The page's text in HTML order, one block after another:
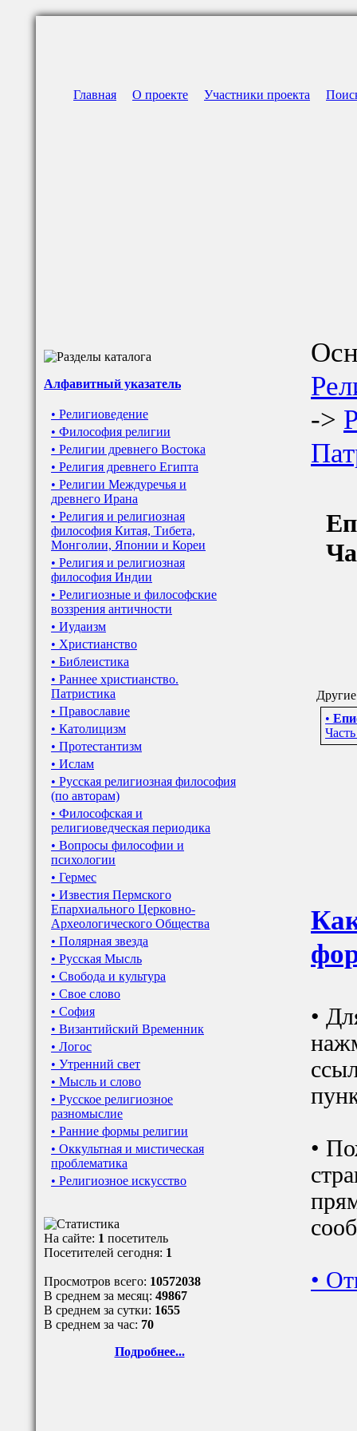
Главная О проекте Участники проекта
Алфавитный указатель
• Религиоведение
• Философия религии
• Религии древнего Востока
• Религия древнего Египта
• Религии Междуречья и
древнего Ирана
• Религия и религиозная
философия Китая, Тибета,
Монголии, Японии и Кореи
• Религия и религиозная
философия Индии
• Религиозные и философские
воззрения античности
• Иудаизм
• Христианство
• Библеистика
• Раннее христианство.
Патристика
• Православие
• Католицизм
• Протестантизм
• Ислам
• Русская религиозная философия
(по авторам)
• Философская и
религиоведческая периодика
• Вопросы философии и
психологии
• Гермес
• Известия Пермского
Епархиального Церковно-
Археологического Общества
• Полярная звезда
• Русская Мысль
• Свобода и культура
• Свое слово
• София
• Византийский Временник
• Логос
• Утренний свет
• Мысль и слово
• Русское религиозное
разномыслие
• Ранние формы религии
• Оккультная и мистическая
проблематика
• Религиозное искусство
На сайте: 1 посетитель
Посетителей сегодня: 1
Просмотров всего: 10572038
В среднем за месяц: 49867
В среднем за сутки: 1655
В среднем за час: 70
Подробнее...
->
•
•
•
•